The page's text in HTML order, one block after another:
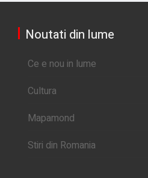
Noutati din lume
Ce e nou in lume
Cultura
Mapamond
Stiri din Romania